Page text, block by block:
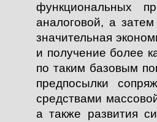
функциональных
аналоговой, а
значительная
и получение более
по таким базовым
предпосылки
средствами
а также развития